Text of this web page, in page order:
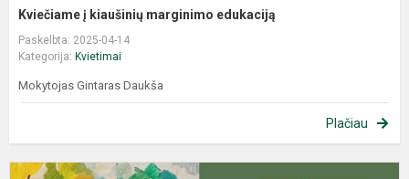
Kviečiame į kiaušinių marginimo edukaciją
Paskelbta: 2025-04-14
Kategorija: Kvietimai
Mokytojas Gintaras Daukša
Plačiau